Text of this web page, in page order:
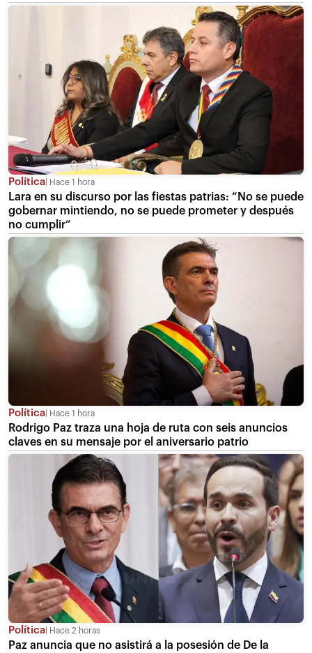
Política Hace 1 hora
Lara en su discurso por las fiestas patrias: “No se puede
gobernar mintiendo, no se puede prometer y después
no cumplir”
Política Hace 1 hora
Rodrigo Paz traza una hoja de ruta con seis anuncios
claves en su mensaje por el aniversario patrio
Política Hace 2 horas
Paz anuncia que no asistirá a la posesión de De la